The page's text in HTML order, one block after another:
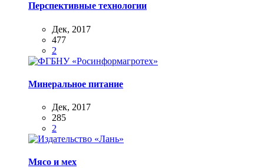
Перспективные технологии
Дек, 2017
477
2
Минеральное питание
Дек, 2017
285
2
Мясо и мех